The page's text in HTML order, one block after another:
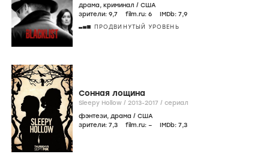
драма, криминал / США
зрители: 9,7 film.ru: 6 IMDb: 7,9
ПРОДВИНУТЫЙ УРОВЕНЬ
Сонная лощина
Sleepy Hollow / 2013-2017 / сериал
фэнтези, драма / США
зрители: 7,3 film.ru: – IMDb: 7,3